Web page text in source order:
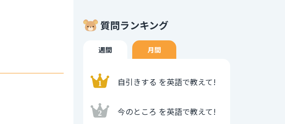
質問ランキング
週間 月間
自引きする を英語で教えて!
今のところ を英語で教えて!